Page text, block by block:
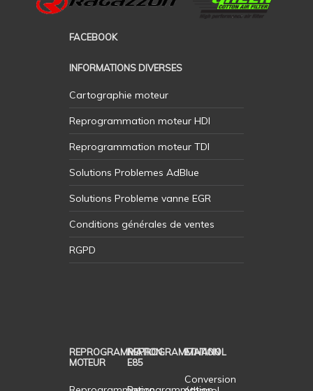
FACEBOOK
INFORMATIONS DIVERSES
Cartographie moteur
Reprogrammation moteur HDI
Reprogrammation moteur TDI
Solutions Problemes AdBlue
Solutions Probleme vanne EGR
Conditions générales de ventes
RGPD
REPROGRAMMATION
MOTEUR
REPROGRAMMATION
E85
ETHANOL
Conversion